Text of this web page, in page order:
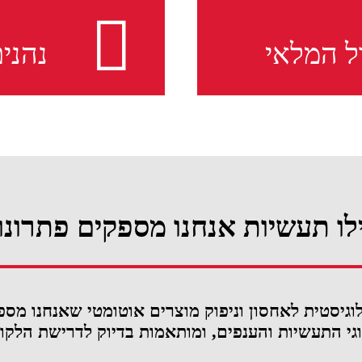
פינוי מרחב
אופטימלי של השטח.
המלאי
תעשיות אנחנו מספקים
לאחסון וניפוק מוצרים אוטומטי שאנחנו
התעשיות והענפים, ומותאמות בדיוק לדרישת